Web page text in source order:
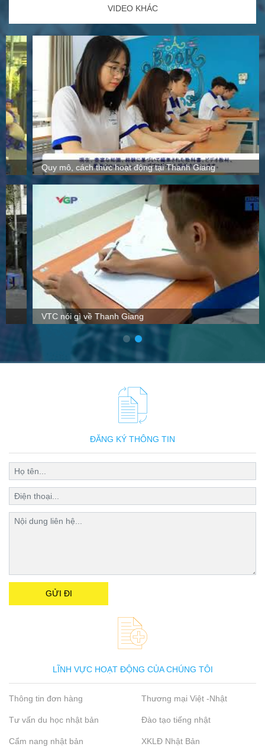
VIDEO KHÁC
Quy mô, cách thức hoạt động tại Thanh Giang
VTC nói gì về Thanh Giang
ĐĂNG KÝ THÔNG TIN
LĨNH VỰC HOẠT ĐỘNG CỦA CHÚNG TÔI
Thông tin đơn hàng Thương mại Việt -Nhật
Tư vấn du học nhật bản Đào tạo tiếng nhật
Cẩm nang nhật bản XKLĐ Nhật Bản